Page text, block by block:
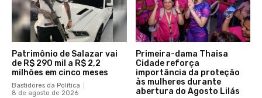
Patrimônio de Salazar vai
de R$ 290 mil a R$ 2,2
milhões em cinco meses
Bastidores da Política
8 de agosto de 2026
Primeira-dama Thaisa
Cidade reforça
importância da proteção
às mulheres durante
abertura do Agosto Lilás